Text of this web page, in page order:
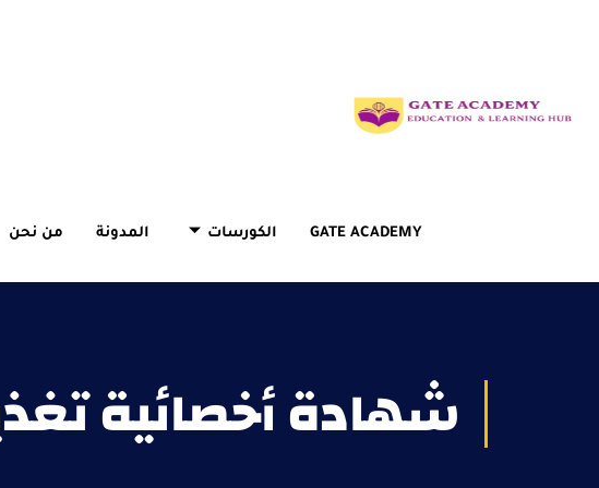
GATE ACADEMY الكورسات المدونة من نحن
شهادة أخصائية